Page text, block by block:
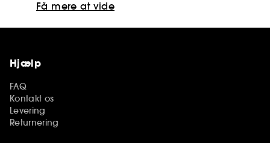
Få mere at vide
Hjælp
FAQ
Kontakt os
Levering
Returnering